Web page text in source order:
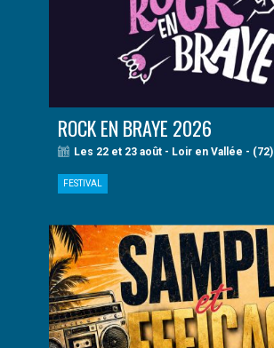
ROCK EN BRAYE 2026
Les 22 et 23 août - Loir en Vallée - (72)
FESTIVAL